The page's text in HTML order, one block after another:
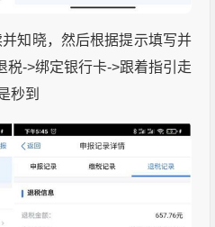
知晓，然后根据提示填写并
税->绑定银行卡->跟着指引走
秒到